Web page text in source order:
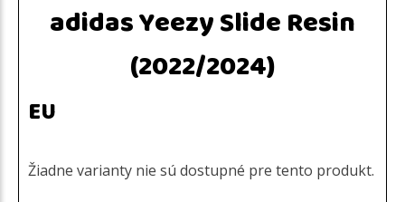
adidas Yeezy Slide Resin
(2022/2024)
EU
Žiadne varianty nie sú dostupné pre tento produkt.